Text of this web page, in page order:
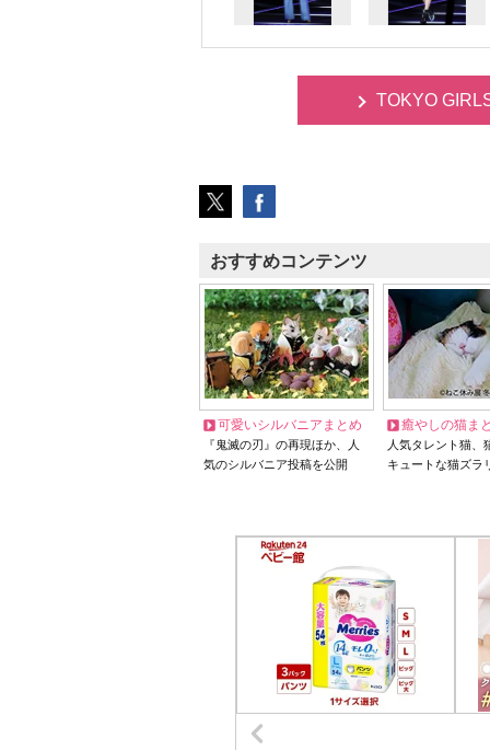
TOKYO
おすすめコンテンツ
可愛いシルバニアまとめ
『鬼滅の刃』の再現ほか、人
気のシルバニア投稿を公開
癒やしの猫ま
人気タレント猫
キュートな猫ズラ